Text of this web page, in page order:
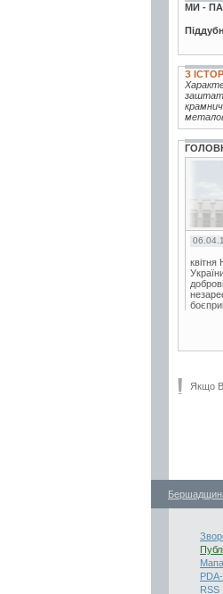
МИ -
З
квітня
Якщо
RSS